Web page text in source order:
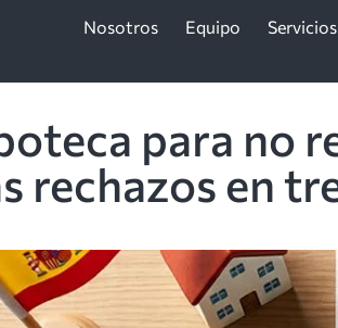
Nosotros Equipo Servicios
para no
rechazos en